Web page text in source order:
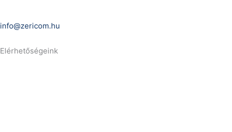
info@zericom.hu
Elérhetőségeink